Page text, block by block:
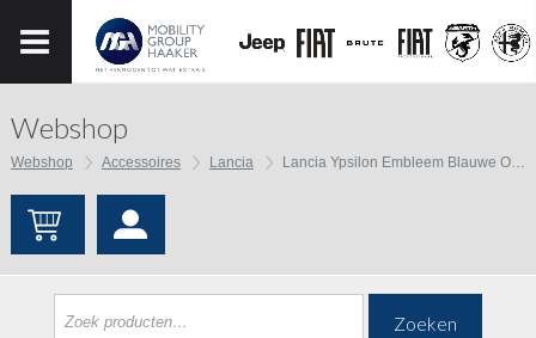
Webshop
Webshop Accessoires Lancia Lancia Ypsilon Embleem Blauwe Olifant
Zoeken